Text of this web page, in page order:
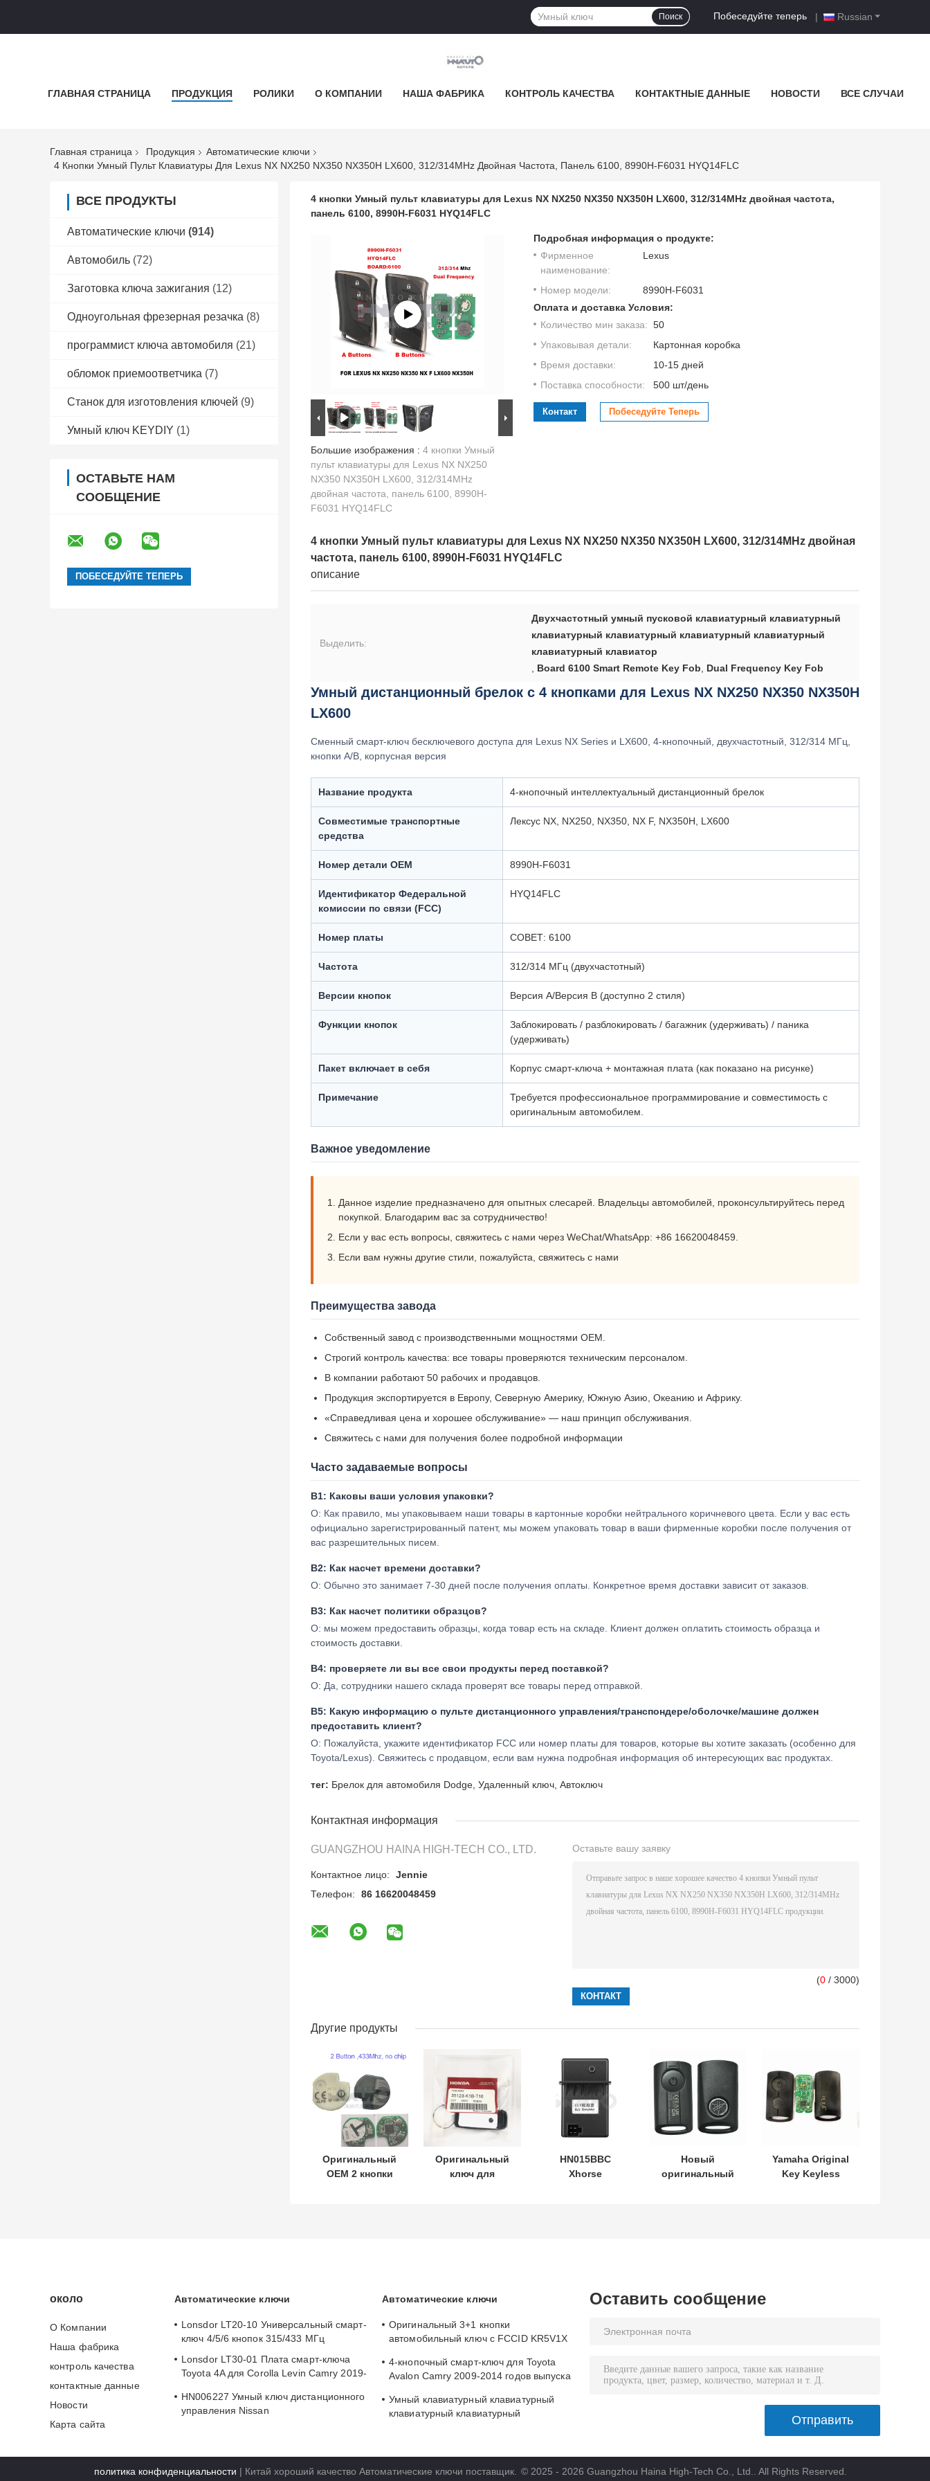
Russian
Побеседуйте теперь |
Поиск
ГЛАВНАЯ СТРАНИЦА ПРОДУКЦИЯ РОЛИКИ О КОМПАНИИ НАША ФАБРИКА КОНТРОЛЬ КАЧЕСТВА КОНТАКТНЫЕ ДАННЫЕ НОВОСТИ ВСЕ СЛУЧАИ
Главная страница Продукция
Автоматические ключи
4 Кнопки Умный Пульт Клавиатуры Для Lexus NX NX250 NX350 NX350H LX600, 312/314MHz Двойная Частота, Панель 6100, 8990H-F6031 HYQ14FLC
ВСЕ ПРОДУКТЫ
Автоматические ключи (914)
Автомобиль (72)
Заготовка ключа зажигания (12)
Одноугольная фрезерная резачка (8)
программист ключа автомобиля (21)
обломок приемоответчика (7)
Станок для изготовления ключей (9)
Умный ключ KEYDIY (1)
ОСТАВЬТЕ НАМ
СООБЩЕНИЕ
4 кнопки Умный пульт клавиатуры для Lexus NX NX250 NX350 NX350H LX600, 312/314MHz двойная частота,
панель 6100, 8990H-F6031 HYQ14FLC
Большие изображения : 4 кнопки Умный
пульт клавиатуры для Lexus NX NX250
NX350 NX350H LX600, 312/314MHz
двойная частота, панель 6100, 8990H-
F6031 HYQ14FLC
Подробная информация о продукте:
Фирменное
наименование:
Lexus
Номер модели:
8990H-F6031
Оплата и доставка Условия:
Количество мин заказа: 50
Упаковывая детали:
Картонная коробка
Время доставки:
10-15 дней
Поставка способности:
500 шт/день
Контакт Побеседуйте Теперь
4 кнопки Умный пульт клавиатуры для Lexus NX NX250 NX350 NX350H LX600, 312/314MHz двойная
частота, панель 6100, 8990H-F6031 HYQ14FLC
описание
Выделить:
Двухчастотный умный пусковой клавиатурный клавиатурный
клавиатурный клавиатурный клавиатурный клавиатурный
клавиатурный клавиатор
Board 6100 Smart Remote Key Fob Dual Frequency Key Fob
Умный дистанционный брелок с 4 кнопками для Lexus NX NX250 NX350 NX350H
LX600
Сменный смарт-ключ бесключевого доступа для Lexus NX Series и LX600, 4-кнопочный, двухчастотный, 312/314 МГц,
кнопки A/B, корпусная версия
Название продукта 4-кнопочный интеллектуальный дистанционный брелок
Совместимые транспортные
средства
Лексус NX, NX250, NX350, NX F, NX350H, LX600
Номер детали OEM 8990H-F6031
Идентификатор Федеральной
комиссии по связи (FCC)
HYQ14FLC
Номер платы СОВЕТ: 6100
Частота 312/314 МГц (двухчастотный)
Версии кнопок Версия A/Версия B (доступно 2 стиля)
Функции кнопок
Заблокировать / разблокировать / багажник (удерживать) / паника
(удерживать)
Пакет включает в себя Корпус смарт-ключа + монтажная плата (как показано на рисунке)
Примечание
Требуется профессиональное программирование и совместимость с
оригинальным автомобилем.
Важное уведомление
Данное изделие предназначено для опытных слесарей. Владельцы автомобилей, проконсультируйтесь перед
покупкой. Благодарим вас за сотрудничество!
Если у вас есть вопросы, свяжитесь с нами через WeChat/WhatsApp: +86 16620048459.
Если вам нужны другие стили, пожалуйста, свяжитесь с нами
Преимущества завода
Собственный завод с производственными мощностями OEM.
Строгий контроль качества: все товары проверяются техническим персоналом.
В компании работают 50 рабочих и продавцов.
Продукция экспортируется в Европу, Северную Америку, Южную Азию, Океанию и Африку.
«Справедливая цена и хорошее обслуживание» — наш принцип обслуживания.
Свяжитесь с нами для получения более подробной информации
Часто задаваемые вопросы
В1: Каковы ваши условия упаковки?
О: Как правило, мы упаковываем наши товары в картонные коробки нейтрального коричневого цвета. Если у вас есть
официально зарегистрированный патент, мы можем упаковать товар в ваши фирменные коробки после получения от
вас разрешительных писем.
В2: Как насчет времени доставки?
О: Обычно это занимает 7-30 дней после получения оплаты. Конкретное время доставки зависит от заказов.
В3: Как насчет политики образцов?
О: мы можем предоставить образцы, когда товар есть на складе. Клиент должен оплатить стоимость образца и
стоимость доставки.
В4: проверяете ли вы все свои продукты перед поставкой?
О: Да, сотрудники нашего склада проверят все товары перед отправкой.
В5: Какую информацию о пульте дистанционного управления/транспондере/оболочке/машине должен
предоставить клиент?
О: Пожалуйста, укажите идентификатор FCC или номер платы для товаров, которые вы хотите заказать (особенно для
Toyota/Lexus). Свяжитесь с продавцом, если вам нужна подробная информация об интересующих вас продуктах.
тег: Брелок для автомобиля Dodge Удаленный ключ Автоключ
Контактная информация
GUANGZHOU HAINA HIGH-TECH CO., LTD.
Контактное лицо:
Jennie
Телефон:
86 16620048459
Оставьте вашу заявку
(0 / 3000)
Другие продукты
Оригинальный
OEM 2 кнопки
минимальный
Оригинальный
ключ для
ключ
HN015BBC
Xhorse
Новый
оригинальный
Yamaha Original
Key Keyless
около
О Компании
Наша фабрика
контроль качества
контактные данные
Новости
Карта сайта
Автоматические ключи
Lonsdor LT20-10 Универсальный смарт-
ключ 4/5/6 кнопок 315/433 МГц
Lonsdor LT30-01 Плата смарт-ключа
Toyota 4A для Corolla Levin Camry 2019-
HN006227 Умный ключ дистанционного
управления Nissan
Автоматические ключи
Оригинальный 3+1 кнопки
автомобильный ключ с FCCID KR5V1X
4-кнопочный смарт-ключ для Toyota
Avalon Camry 2009-2014 годов выпуска
Умный клавиатурный клавиатурный
клавиатурный клавиатурный
клавиатурный клавиатурный
клавиатурный клавиатурный
Оставить сообщение
политика конфиденциальности | Китай хороший качество Автоматические ключи поставщик. © 2025 - 2026 Guangzhou Haina High-Tech Co., Ltd.. All Rights Reserved.